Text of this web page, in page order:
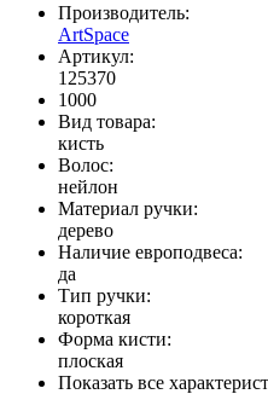
Производитель:
ArtSpace
Артикул:
125370
1000
Вид товара:
кисть
Волос:
нейлон
Материал ручки:
дерево
Наличие европодвеса:
да
Тип ручки:
короткая
Форма кисти:
плоская
Показать все